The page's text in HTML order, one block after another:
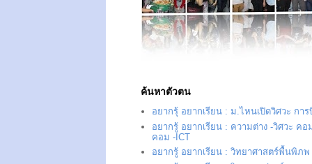
ค้นหาตัวตน
อยากรุ้ อยากเรียน : ม.ไหนเปิดวิศวะ กา
อยากรู้ อยากเรียน : ความต่าง -วิศวะ คอ
คอม -ICT
อยากรู้ อยากเรียน : วิทยาศาสตร์พื้นพิภพ